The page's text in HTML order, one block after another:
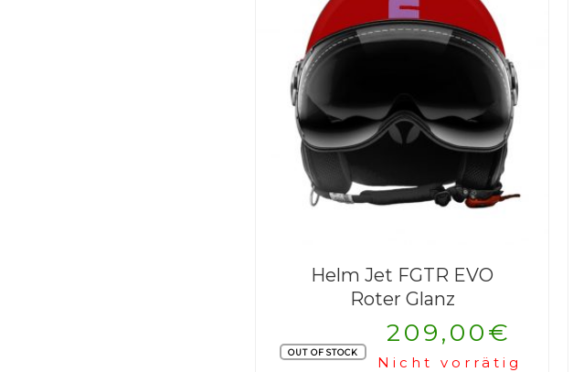
Helm Jet FGTR EVO
Roter Glanz
OUT OF STOCK
209,00€
Nicht vorrätig